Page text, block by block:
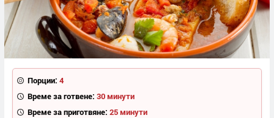
Порции: 4
Време за готвене: 30 минути
Време за приготвяне: 25 минути